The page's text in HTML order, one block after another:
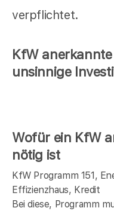
verpflichtet.
KfW
unsinnige
Wofür ein KfW
nötig ist
KfW Programm 151,
Effizienzhaus, Kredit
Bei diese, Programm